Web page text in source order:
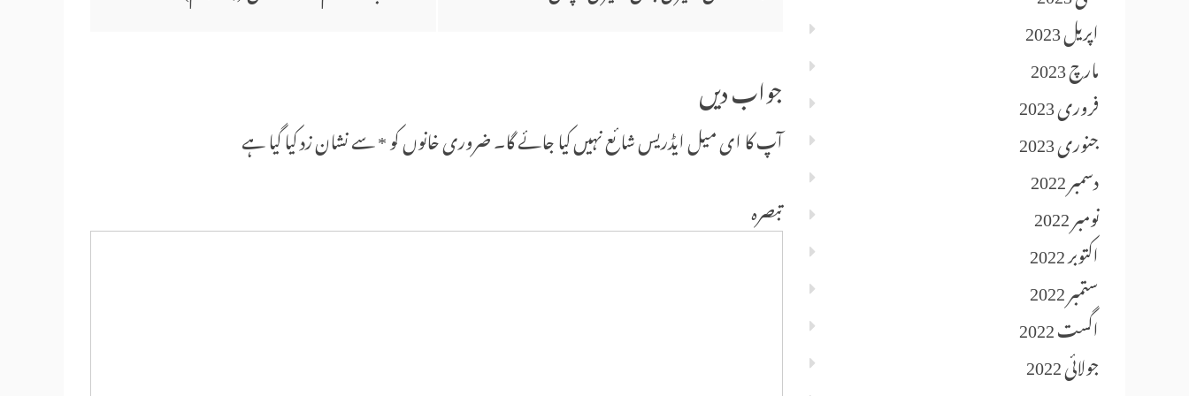
نیویگیشن
جواب دیں
آپ کا ای میل ایڈریس شائع نہیں کیا جائے گا۔ضروری خانوں کو*سے نشان زد کیا گیا ہے
تبصرہ
اپریل 2023
مارچ 2023
فروری 2023
جنوری 2023
دسمبر 2022
نومبر 2022
اکتوبر 2022
ستمبر 2022
اگست 2022
جولائی 2022